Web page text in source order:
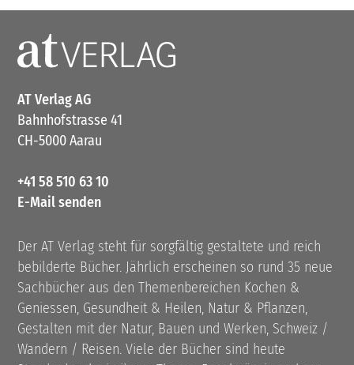
AT Verlag AG
Bahnhofstrasse 41
CH-5000 Aarau
+41 58 510 63 10
E-Mail senden
Der AT Verlag steht für sorgfältig gestaltete und reich
bebilderte Bücher. Jährlich erscheinen so rund 35 neue
Sachbücher aus den Themenbereichen Kochen &
Geniessen, Gesundheit & Heilen, Natur & Pflanzen,
Gestalten mit der Natur, Bauen und Werken, Schweiz /
Wandern / Reisen. Viele der Bücher sind heute